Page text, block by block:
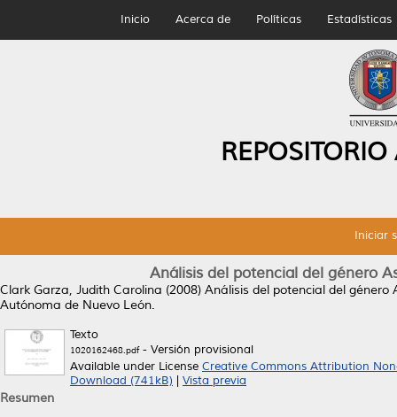
Inicio Acerca de Políticas Estadísticas
Iniciar
Análisis del potencial del género
Clark Garza, Judith Carolina (2008) Análisis del potencial del género
Autónoma de Nuevo León.
Texto
1020162468.pdf- Versión provisional
Available under License Creative Commons Attribution
Download (741kB)
Vista previa
Resumen